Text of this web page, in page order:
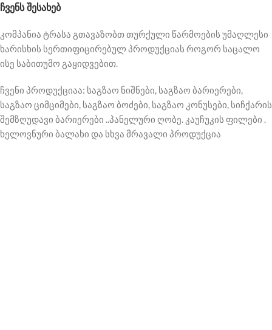
ᲩᲕᲔᲜᲡ ᲨᲔᲡᲐᲮᲔᲑ
კომპანია ტრასა გთავაზობთ თურქული წარმოების უმაღლესი
ხარისხის სერთიფიცირებულ პროდუქციას როგორ საცალო
ისე საბითუმო გაყიდვებით.
ჩვენი პროდუქციაა: საგზაო ნიშნები, საგზაო ბარიერები,
საგზაო ციმციმები, საგზაო ბოძები, საგზაო კონუსები, სიჩქარის
შემზღუდავი ბარიერები ..პანელური ღობე. კაუჩუკის ფილები .
ხელოვნური ბალახი და სხვა მრავალი პროდუქცია